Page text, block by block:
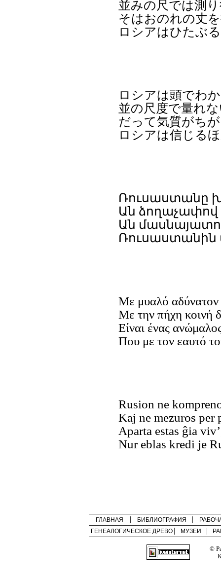
並みの尺では測
そはおのれの丈
ロシアはひたぶ
ロシアは頭でわ
並の尺度で量れ
だって気質がち
ロシアは信じる
Ռուսաստանը
Ան ձողաչափով
Ան
Ռուսաստա​​ն​ի​ն
Με μυαλό αδύνατον
Με την πήχη κοινή
Είναι ένας
Που με τον εαυτό
Rusion ne
Kaj ne mezuros per
Aparta estas ĝia
Nur eblas kredi je
ГЛАВНАЯ БИБЛИОГРАФИЯ
ГЕНЕАЛОГИЧЕСКОЕ ДРЕВО
МУЗЕИ
©